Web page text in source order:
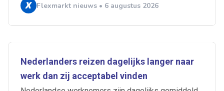
Flexmarkt nieuws • 6 augustus 2026
Nederlanders reizen dagelijks langer naar
werk dan zij acceptabel vinden